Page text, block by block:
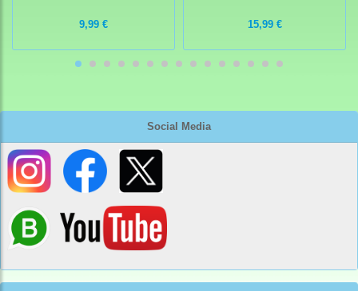
Social Media
9,99 € 15,99 €